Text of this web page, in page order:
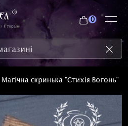
0
Магічна скринька "Стихія Вогонь"